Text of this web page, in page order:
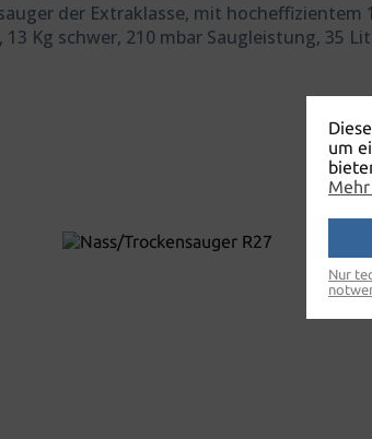
der Extraklasse, mit hocheffizientem
Kg schwer, 210 mbar Saugleistung, 35
um
Mehr
Nur